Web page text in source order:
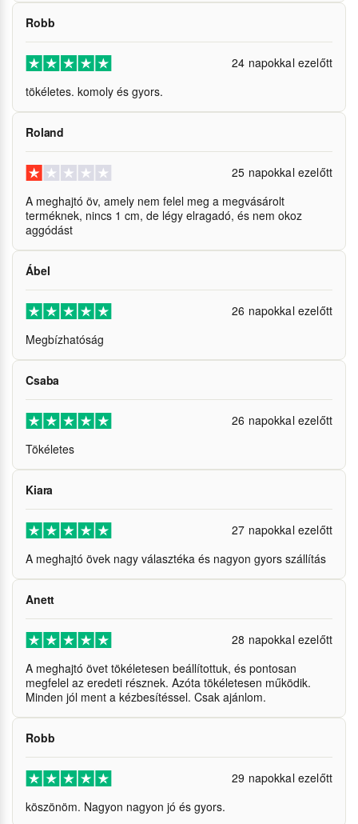
Robb
24 napokkal ezelőtt
tökéletes. komoly és gyors.
Roland
25 napokkal ezelőtt
A meghajtó öv, amely nem felel meg a megvásárolt
terméknek, nincs 1 cm, de légy elragadó, és nem okoz
aggódást
Ábel
26 napokkal ezelőtt
Megbízhatóság
Csaba
26 napokkal ezelőtt
Tökéletes
Kiara
27 napokkal ezelőtt
A meghajtó övek nagy választéka és nagyon gyors szállítás
Anett
28 napokkal ezelőtt
A meghajtó övet tökéletesen beállítottuk, és pontosan
megfelel az eredeti résznek. Azóta tökéletesen működik.
Minden jól ment a kézbesítéssel. Csak ajánlom.
Robb
29 napokkal ezelőtt
köszönöm. Nagyon nagyon jó és gyors.